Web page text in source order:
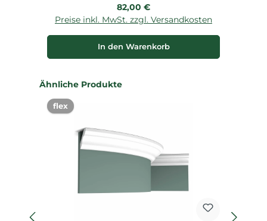
Regulärer Preis:
82,00 €
Preise inkl. MwSt. zzgl. Versandkosten
In den Warenkorb
Produktgalerie überspringen
Ähnliche Produkte
flex